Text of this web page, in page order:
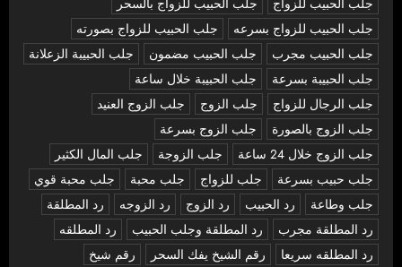
جلب الحبيب للزواج
جلب الحبيب للزواج بالسحر
جلب الحبيب للزواج بسرعه
جلب الحبيب للزواج بصورته
جلب الحبيب مجرب
جلب الحبيب مضمون
جلب الحبيبة الزعلانة
جلب الحبيبة بسرعة
جلب الحبيبة خلال ساعة
جلب الرجال للزواج
جلب الزوج
جلب الزوج العنيد
جلب الزوج بالصورة
جلب الزوج بسرعة
جلب الزوج خلال 24 ساعة
جلب الزوجة
جلب المال الكثير
جلب حبيب بسرعة
جلب للزواج جلب محبة
جلب محبة قوي
جلب وطاعة
رد الحبيب رد الزوج رد الزوجه
رد المطلقة
رد المطلقة مجرب
رد المطلقة وجلب الحبيب
رد المطلقه
رد المطلقه سريعا
رقم الشيخ يفك السحر
رقم شيخ